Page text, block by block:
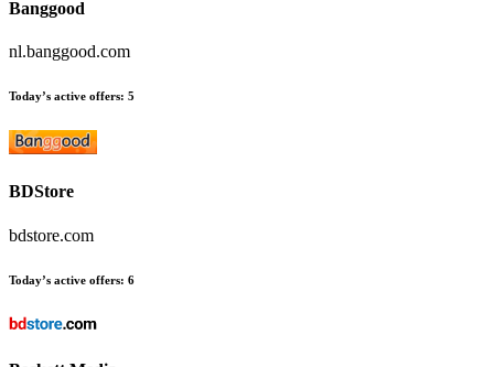
Banggood
nl.banggood.com
Today’s active offers: 5
BDStore
bdstore.com
Today’s active offers: 6